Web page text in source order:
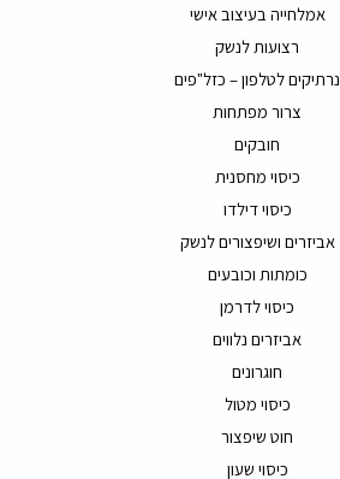
אמלחייה בעיצוב אישי
רצועות לנשק
נרתיקים לטלפון – כזל"פים
צרור מפתחות
חובקים
כיסוי מחסנית
כיסוי דילדו
אביזרים ושיפצורים לנשק
כומתות וכובעים
כיסוי לדרמן
אביזרים נלווים
חוגרונים
כיסוי מטול
חוט שיפצור
כיסוי שעון